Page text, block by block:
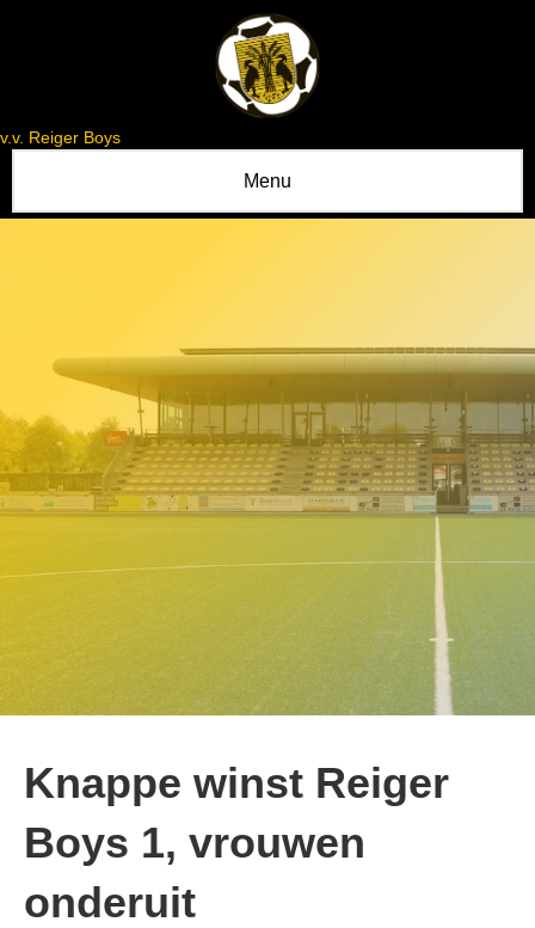
v.v. Reiger Boys
Menu
Knappe winst Reiger
Boys 1, vrouwen
onderuit